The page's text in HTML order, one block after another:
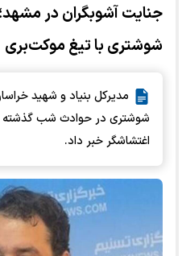
جنایت آشوبگران در
شوشتری با تیغ موکت‌بری
مدیرکل بنیاد و شهید
شوشتری در حوادث شب
اغتشاشگر خبر داد.